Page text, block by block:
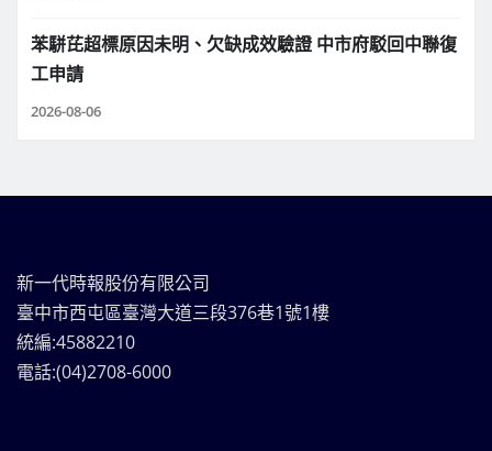
苯駢芘超標原因未明、欠缺成效驗證 中市府駁回中聯復
工申請
2026-08-06
新一代時報股份有限公司
臺中市西屯區臺灣大道三段376巷1號1樓
統編:45882210
電話:(04)2708-6000